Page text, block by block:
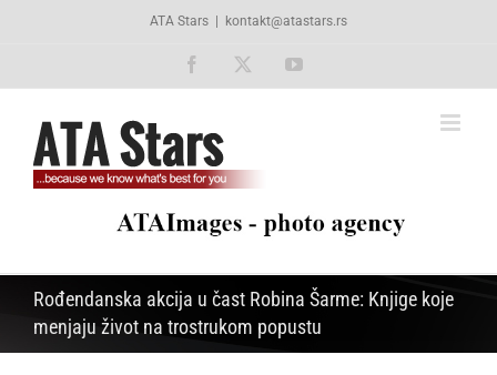
ATA Stars kontakt@atastars.rs
Facebook YouTube
Rođendanska akcija u čast Robina Šarme: Knjige koje
menjaju život na trostrukom popustu